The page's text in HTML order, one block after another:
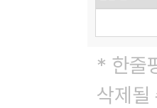
* 한줄
삭제될